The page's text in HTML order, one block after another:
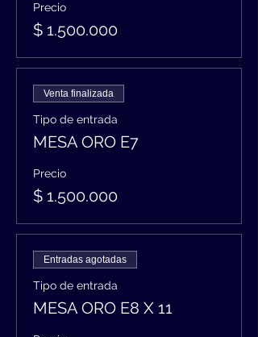
Precio
$ 1.500.000
Venta finalizada
Tipo de entrada
MESA ORO E7
Precio
$ 1.500.000
Entradas agotadas
Tipo de entrada
MESA ORO E8 X 11